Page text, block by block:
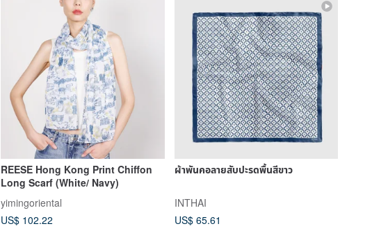
REESE Hong Kong Print Chiffon
Long Scarf (White/ Navy)
yimingoriental
US$ 102.22
ผ้าพันคอลายสับปะรดพื้นสีขาว
INTHAI
US$ 65.61